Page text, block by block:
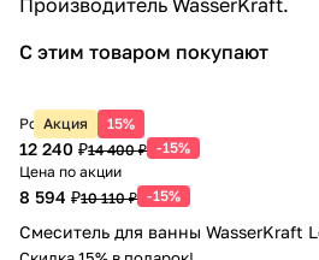
Корзина WasserKraft
L светло-коричневая
Крючок WasserKraft
хром
1 445 ₽ x 1 шт
Крючок WasserKraft
1 301 ₽ x 1 шт
С этим товаром покупают
Акция 15%
Розничная цена
12 240 ₽14 400 ₽ -15%
Цена по акции
8 594 ₽10 110 ₽ -15%
Смеситель для ванны WasserKraft